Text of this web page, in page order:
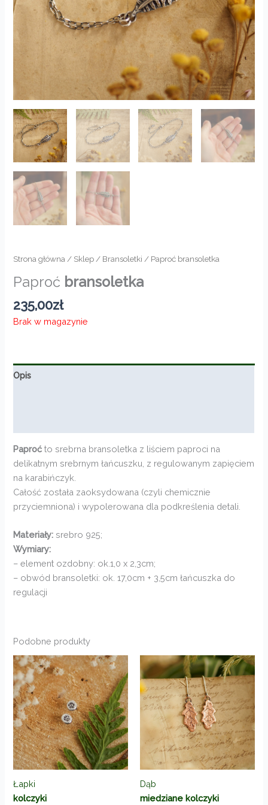
Strona główna / Sklep / Bransoletki / Paproć bransoletka
Paproć bransoletka
235,00zł
Brak w magazynie
Opis
Paproć to srebrna bransoletka z liściem paproci na
delikatnym srebrnym łańcuszku, z regulowanym zapięciem
na karabińczyk.
Całość została zaoksydowana (czyli chemicznie
przyciemniona) i wypolerowana dla podkreślenia detali.
Materiały: srebro 925;
Wymiary:
– element ozdobny: ok.1,0 x 2,3cm;
– obwód bransoletki: ok. 17,0cm + 3,5cm łańcuszka do
regulacji
Podobne produkty
Łapki
kolczyki
Dąb
miedziane kolczyki